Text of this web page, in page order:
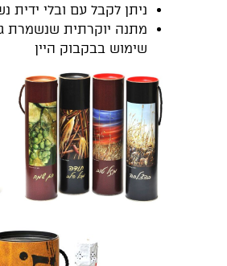
ניתן לקבל עם ובלי ידית
מתנה יוקרתית שנשמרת
שימוש בבקבוק היין